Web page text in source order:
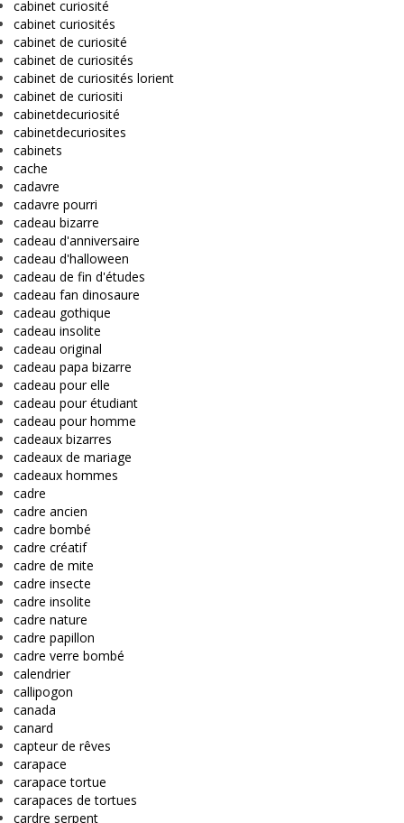
cabinet curiosité
cabinet curiosités
cabinet de curiosité
cabinet de curiosités
cabinet de curiosités lorient
cabinet de curiositi
cabinetdecuriosité
cabinetdecuriosites
cabinets
cache
cadavre
cadavre pourri
cadeau bizarre
cadeau d'anniversaire
cadeau d'halloween
cadeau de fin d'études
cadeau fan dinosaure
cadeau gothique
cadeau insolite
cadeau original
cadeau papa bizarre
cadeau pour elle
cadeau pour étudiant
cadeau pour homme
cadeaux bizarres
cadeaux de mariage
cadeaux hommes
cadre
cadre ancien
cadre bombé
cadre créatif
cadre de mite
cadre insecte
cadre insolite
cadre nature
cadre papillon
cadre verre bombé
calendrier
callipogon
canada
canard
capteur de rêves
carapace
carapace tortue
carapaces de tortues
cardre serpent